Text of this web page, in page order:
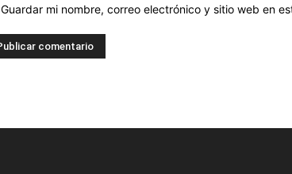
Guardar mi nombre, correo electrónico y sitio web en